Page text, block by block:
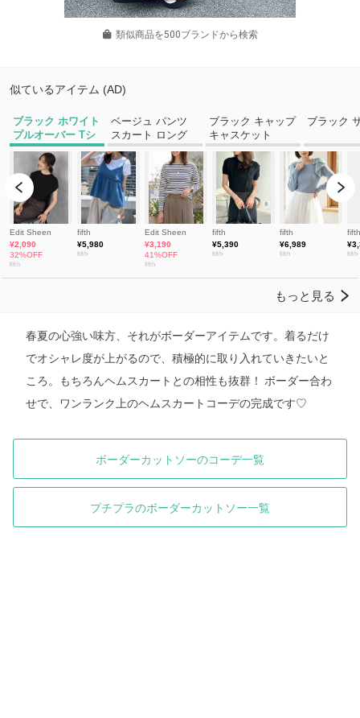
類似商品を500ブランドから検索
春夏の心強い味方、それがボーダーアイテムです。着るだけ
でオシャレ度が上がるので、積極的に取り入れていきたいと
ころ。もちろんヘムスカートとの相性も抜群！ ボーダー合わ
せで、ワンランク上のヘムスカートコーデの完成です♡
ボーダーカットソーのコーデ一覧
プチプラのボーダーカットソー一覧